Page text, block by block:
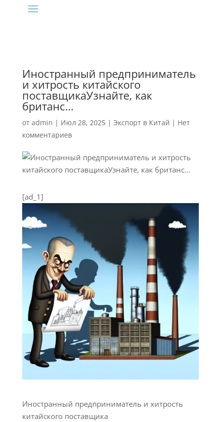
Иностранный предприниматель
и хитрость китайского
поставщикаУзнайте, как
британс…
от admin | Июл 28, 2025| Экспорт в Китай | Нет
комментариев
[ad_1]
Иностранный предприниматель и хитрость
китайского поставщика